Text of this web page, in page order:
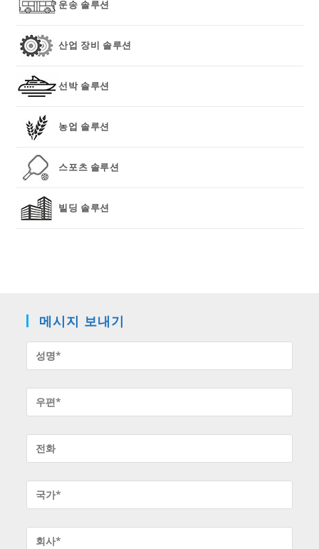
운송 솔루션
산업 장비 솔루션
선박 솔루션
농업 솔루션
스포츠 솔루션
빌딩 솔루션
메시지 보내기